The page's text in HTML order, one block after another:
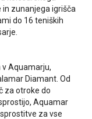
zunanjega igrišča
do 16 teniških
Aquamarju,
Diamant. Od
za otroke do
Aquamar
za vse